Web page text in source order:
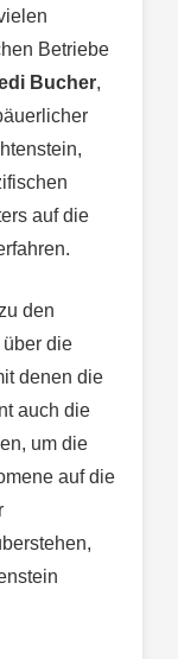
Betriebe
Bucher,
auf die
den
die
denen die
auch die
um die
auf die